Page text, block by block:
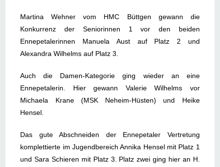
Martina Wehner vom HMC Büttgen gewann die
Konkurrenz der Seniorinnen 1 vor den beiden
Ennepetalerinnen Manuela Aust auf Platz 2 und
Alexandra Wilhelms auf Platz 3.
Auch die Damen-Kategorie ging wieder an eine
Ennepetalerin. Hier gewann Valerie Wilhelms vor
Michaela Krane (MSK Neheim-Hüsten) und Heike
Hensel.
Das gute Abschneiden der Ennepetaler Vertretung
komplettierte im Jugendbereich Annika Hensel mit Platz 1
und Sara Schieren mit Platz 3. Platz zwei ging hier an H.